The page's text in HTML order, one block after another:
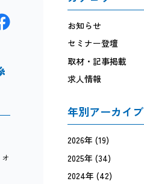
お知らせ
セミナー登壇
取材・記事掲載
求人情報
年別アーカイブ
2026年 (19)
2025年 (34)
2024年 (42)